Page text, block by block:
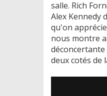
salle. Rich
Alex Kennedy
qu'on
nous montre
deux cotés de